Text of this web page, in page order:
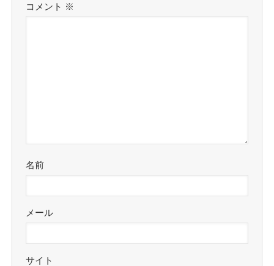
コメント ※
名前
メール
サイト